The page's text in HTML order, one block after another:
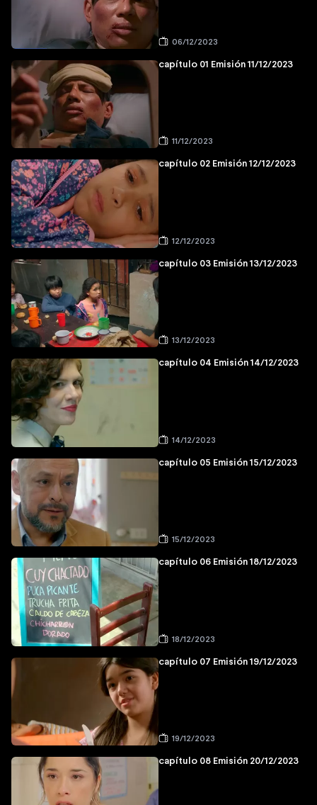
06/12/2023
capítulo 01 Emisión 11/12/2023
11/12/2023
capítulo 02 Emisión 12/12/2023
12/12/2023
capítulo 03 Emisión 13/12/2023
13/12/2023
capítulo 04 Emisión 14/12/2023
14/12/2023
capítulo 05 Emisión 15/12/2023
15/12/2023
capítulo 06 Emisión 18/12/2023
18/12/2023
capítulo 07 Emisión 19/12/2023
19/12/2023
capítulo 08 Emisión 20/12/2023